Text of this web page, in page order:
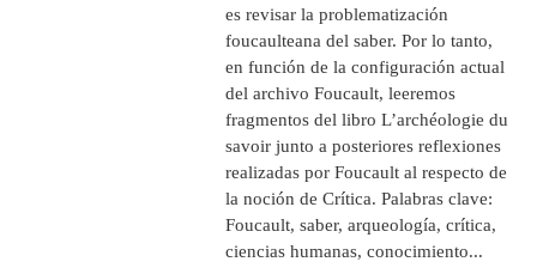
es revisar la problematización
foucaulteana del saber. Por lo tanto,
en función de la configuración actual
del archivo Foucault, leeremos
fragmentos del libro L’archéologie du
savoir junto a posteriores reflexiones
realizadas por Foucault al respecto de
la noción de Crítica. Palabras clave:
Foucault, saber, arqueología, crítica,
ciencias humanas, conocimiento...